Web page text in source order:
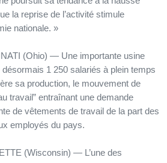
la reprise de l’activité stimule
nationale. »
(Ohio) — Une importante usine
désormais 1 250 salariés à plein temps
sa production, le mouvement de
travail” entraînant une demande
de vêtements de travail de la part des
employés du pays.
(Wisconsin) — L’une des